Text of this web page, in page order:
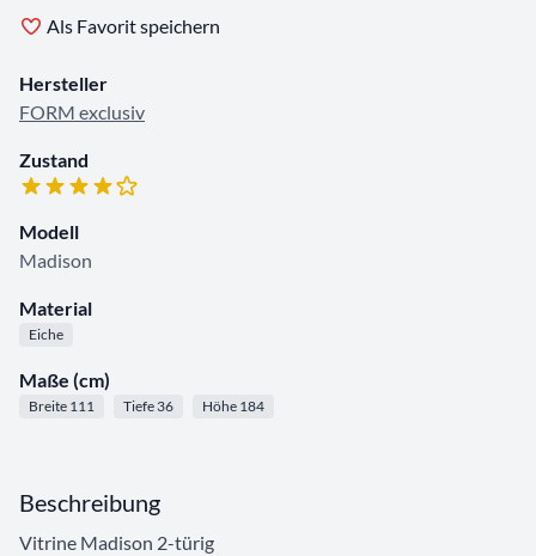
Als Favorit speichern
Hersteller
FORM exclusiv
Zustand
Modell
Madison
Material
Eiche
Maße (cm)
Breite 111 Tiefe 36 Höhe 184
Beschreibung
Vitrine Madison 2-türig